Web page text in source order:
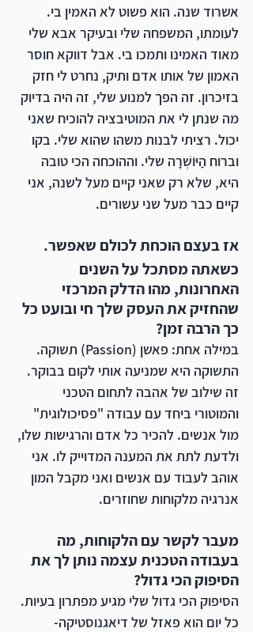
אשרוד שנה. הוא פשוט לא האמין בי.
לעומתו, המשפחה שלי ובעיקר אבא שלי
מאוד האמינו ותמכו בי. אבל דווקא חוסר
האמון של אותו אדם ותיק, נחרט לי חזק
בזיכרון. זה הפך למנוע שלי, זה היה בדיוק
מה שנתן לי את המוטיבציה להוכיח שאני
יכול. רציתי לבנות משהו שהוא שלי. בקו
וברוח הַיּוֹשְׁרָה שלי. וההוכחה הכי טובה
היא, שלא רק שאני קיים מעל לשנה, אני
קיים כבר מעל שני עשורים.
אז בעצם הוכחת לכולם שאפשר.
כשאתה מסתכל על השנים
האחרונות, מהו הדלק המרכזי
שהחזיק את העסק שלך חי ובועט כל
כך הרבה זמן?
במילה אחת: פאשן (Passion) תשוקה.
התשוקה היא שמניעה אותי לקום בבוקר.
זה שילוב של אהבה לתחום הטכני
והמוטורי ביחד עם עבודה "פסיכולוגית"
מול אנשים. להכיר כל אדם והרגישות שלו,
ולדעת לתת את המענה המדוייק לו. אני
אוהב לעבוד עם אנשים ואני מקבל המון
אנרגיה מלקוחות שחוזרים.
מעבר לקשר עם הלקוחות, מה
בעבודה הטכנית עצמה נותן לך את
הסיפוק הכי גדול?
הסיפוק הכי גדול שלי מגיע מפתרון בעיות.
כל יום הוא פאזל של דיאגנוסטיקה-